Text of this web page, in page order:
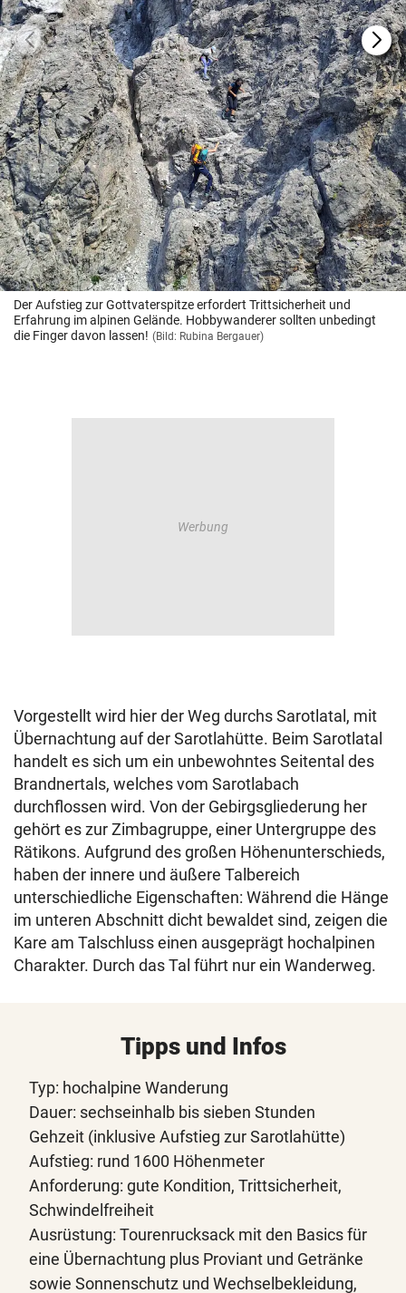
Der Aufstieg zur Gottvaterspitze erfordert Trittsicherheit und
Erfahrung im alpinen Gelände. Hobbywanderer sollten unbedingt
die Finger davon lassen! (Bild: Rubina Bergauer)
Vorgestellt wird hier der Weg durchs Sarotlatal, mit
Übernachtung auf der Sarotlahütte. Beim Sarotlatal
handelt es sich um ein unbewohntes Seitental des
Brandnertals, welches vom Sarotlabach
durchflossen wird. Von der Gebirgsgliederung her
gehört es zur Zimbagruppe, einer Untergruppe des
Rätikons. Aufgrund des großen Höhenunterschieds,
haben der innere und äußere Talbereich
unterschiedliche Eigenschaften: Während die Hänge
im unteren Abschnitt dicht bewaldet sind, zeigen die
Kare am Talschluss einen ausgeprägt hochalpinen
Charakter. Durch das Tal führt nur ein Wanderweg.
Tipps und Infos
Typ: hochalpine Wanderung
Dauer: sechseinhalb bis sieben Stunden
Gehzeit (inklusive Aufstieg zur Sarotlahütte)
Aufstieg: rund 1600 Höhenmeter
Anforderung: gute Kondition, Trittsicherheit,
Schwindelfreiheit
Ausrüstung: Tourenrucksack mit den Basics für
eine Übernachtung plus Proviant und Getränke
sowie Sonnenschutz und Wechselbekleidung,